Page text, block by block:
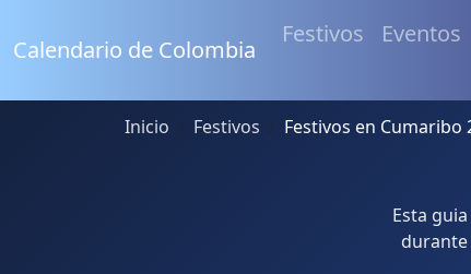
Calendario de Colombia
Festivos Eventos
Inicio Festivos Festivos en Cumaribo
Esta
durante